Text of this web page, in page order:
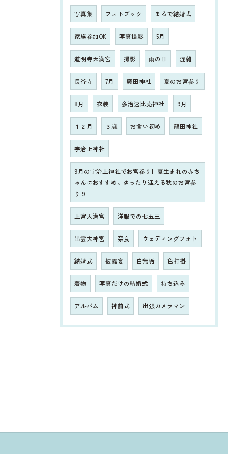
写真集 フォトブック まるで結婚式
家族参加OK 写真撮影 5月
道明寺天満宮 撮影 雨の日 混雑
長谷寺 7月 廣田神社 夏のお宮参り
8月 衣装 多治速比売神社 9月
１２月 ３歳 お食い初め 龍田神社
宇治上神社
9月の宇治上神社でお宮参り】夏生まれの赤ち
ゃんにおすすめ。ゆったり迎える秋のお宮参
り 9
上宮天満宮 洋服での七五三
出雲大神宮 奈良 ウェディングフォト
結婚式 披露宴 白無垢 色打掛
着物 写真だけの結婚式 持ち込み
アルバム 神前式 出張カメラマン